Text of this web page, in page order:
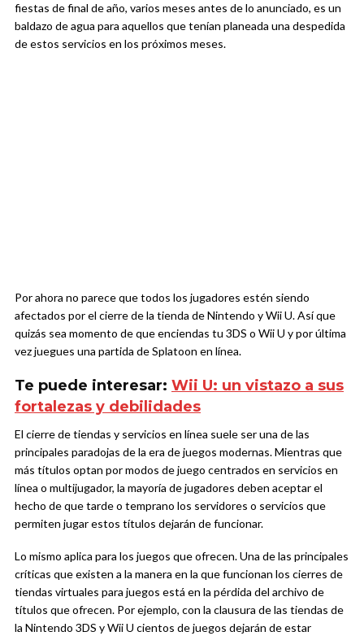
fiestas de final de año, varios meses antes de lo anunciado, es un
baldazo de agua para aquellos que tenían planeada una despedida
de estos servicios en los próximos meses.
Por ahora no parece que todos los jugadores estén siendo
afectados por el cierre de la tienda de Nintendo y Wii U. Así que
quizás sea momento de que enciendas tu 3DS o Wii U y por última
vez juegues una partida de Splatoon en línea.
Te puede interesar: Wii U: un vistazo a sus
fortalezas y debilidades
El cierre de tiendas y servicios en línea suele ser una de las
principales paradojas de la era de juegos modernas. Mientras que
más títulos optan por modos de juego centrados en servicios en
línea o multijugador, la mayoría de jugadores deben aceptar el
hecho de que tarde o temprano los servidores o servicios que
permiten jugar estos títulos dejarán de funcionar.
Lo mismo aplica para los juegos que ofrecen. Una de las principales
críticas que existen a la manera en la que funcionan los cierres de
tiendas virtuales para juegos está en la pérdida del archivo de
títulos que ofrecen. Por ejemplo, con la clausura de las tiendas de
la Nintendo 3DS y Wii U cientos de juegos dejarán de estar